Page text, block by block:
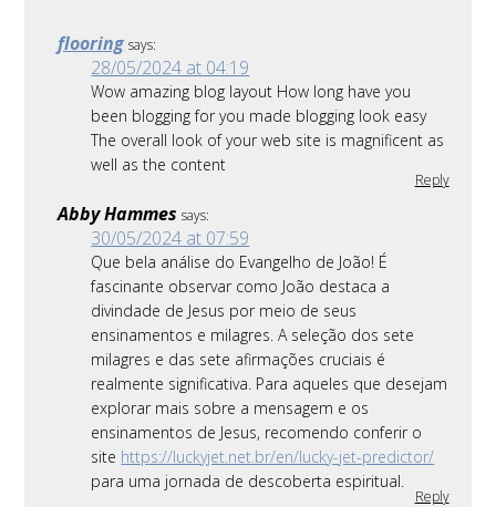
flooring says:
28/05/2024 at 04:19
Wow amazing blog layout How long have you
been blogging for you made blogging look easy
The overall look of your web site is magnificent as
well as the content
Reply
Abby Hammes says:
30/05/2024 at 07:59
Que bela análise do Evangelho de João! É
fascinante observar como João destaca a
divindade de Jesus por meio de seus
ensinamentos e milagres. A seleção dos sete
milagres e das sete afirmações cruciais é
realmente significativa. Para aqueles que desejam
explorar mais sobre a mensagem e os
ensinamentos de Jesus, recomendo conferir o
site https://luckyjet.net.br/en/lucky-jet-predictor/
para uma jornada de descoberta espiritual.
Reply